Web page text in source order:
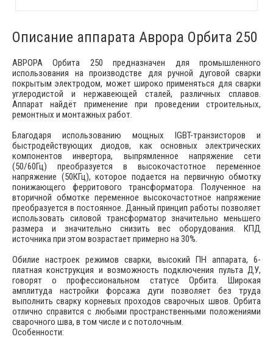
Описание аппарата Аврора Орбита 250
АВРОРА Орбита 250 предназначен для промышленного
использования на производстве для ручной дуговой сварки
покрытым электродом, может широко применяться для сварки
углеродистой и нержавеющей сталей, различных сплавов.
Аппарат найдёт применение при проведении строительных,
ремонтных и монтажных работ.
Благодаря использованию мощных IGBT-транзисторов и
быстродействующих диодов, как основных электрических
компонентов инвертора, выпрямленное напряжение сети
(50/60Гц) преобразуется в высокочастотное переменное
напряжение (50КГц), которое подается на первичную обмотку
понижающего ферритового трансформатора. Полученное на
вторичной обмотке переменное высокочастотное напряжение
преобразуется в постоянное. Данный принцип работы позволяет
использовать силовой трансформатор значительно меньшего
размера и значительно снизить вес оборудования. КПД
источника при этом возрастает примерно на 30%.
Обилие настроек режимов сварки, высокий ПН аппарата, 6-
платная конструкция и возможность подключения пульта ДУ,
говорят о профессиональном статусе Орбита. Широкая
амплитуда настройки форсажа дуги позволяет без труда
выполнить сварку корневых проходов сварочных швов. Орбита
отлично справится с любыми пространственными положениями
сварочного шва, в том числе и с потолочным.
Особенности: